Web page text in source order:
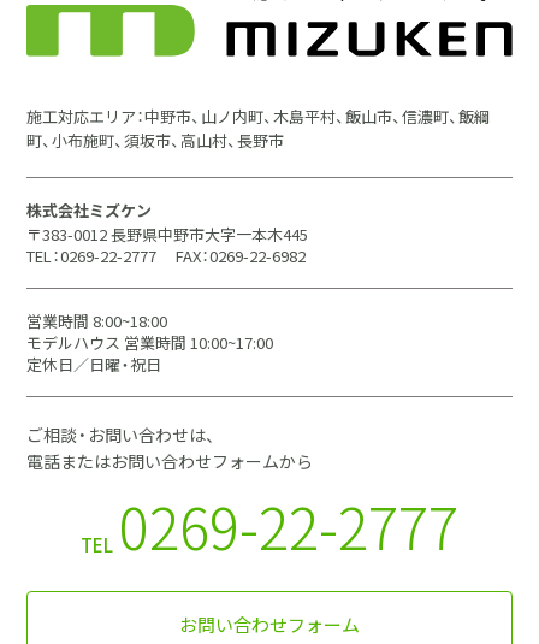
施工対応エリア：中野市、山ノ内町、木島平村、飯山市、信濃町、飯綱
町、小布施町、須坂市、高山村、長野市
株式会社ミズケン
〒383-0012 長野県中野市大字一本木445
TEL：0269-22-2777
FAX：0269-22-6982
営業時間 8:00~18:00
モデルハウス 営業時間 10:00~17:00
定休日／日曜・祝日
ご相談・お問い合わせは、
電話またはお問い合わせフォームから
TEL 0269-22-2777
お問い合わせフォーム